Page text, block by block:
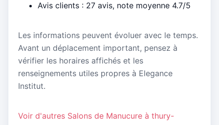
Avis clients : 27 avis, note moyenne 4.7/5
Les informations peuvent évoluer avec le temps.
Avant un déplacement important, pensez à
vérifier les horaires affichés et les
renseignements utiles propres à Elegance
Institut.
Voir d'autres Salons de Manucure à thury-